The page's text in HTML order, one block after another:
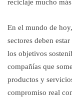
reciclaje mucho
En el mundo de
sectores deben
los objetivos
compañías que
productos y
compromiso real